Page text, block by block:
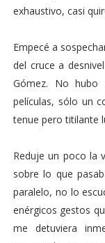
exhaustivo, casi
Empecé a
del cruce a
Gómez. No hubo
películas, sólo un
tenue pero titilante
Reduje un poco la
sobre lo que
paralelo, no lo
enérgicos gestos
me detuviera